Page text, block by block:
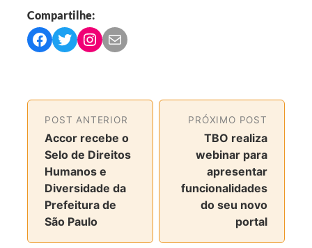
Compartilhe:
C
r
t
i
l
h
a
r
n
C
r
t
i
l
h
a
r
n
C
r
t
i
l
h
a
n
C
r
t
i
h
v
POST ANTERIOR
Accor recebe o
Selo de Direitos
Humanos e
Diversidade da
Prefeitura de
São Paulo
PRÓXIMO POST
TBO realiza
webinar para
apresentar
funcionalidades
do seu novo
portal